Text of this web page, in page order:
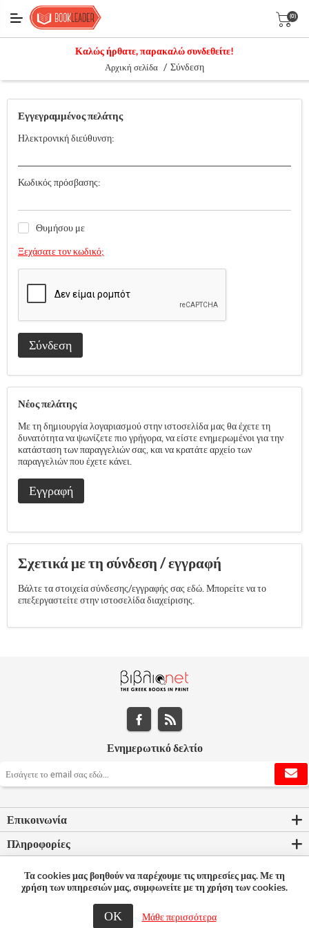
(0)
Καλώς ήρθατε, παρακαλώ συνδεθείτε!
Αρχική σελίδα / Σύνδεση
Εγγεγραμμένος πελάτης
Ηλεκτρονική διεύθυνση:
Κωδικός πρόσβασης:
Θυμήσου με
Ξεχάσατε τον κωδικό;
Σύνδεση
Νέος πελάτης
Με τη δημιουργία λογαριασμού στην ιστοσελίδα μας θα έχετε τη
δυνατότητα να ψωνίζετε πιο γρήγορα, να είστε ενημερωμένοι για την
κατάσταση των παραγγελιών σας, και να κρατάτε αρχείο των
παραγγελιών που έχετε κάνει.
Εγγραφή
Σχετικά με τη σύνδεση / εγγραφή
Βάλτε τα στοιχεία σύνδεσης/εγγραφής σας εδώ. Μπορείτε να το
επεξεργαστείτε στην ιστοσελίδα διαχείρισης.
Ενημερωτικό δελτίο
Επικοινωνία
Πληροφορίες
Ο λογαριασμός μου
© 2026 Bookleader
Τα cookies μας βοηθούν να παρέχουμε τις υπηρεσίες μας. Με τη
χρήση των υπηρεσιών μας, συμφωνείτε με τη χρήση των cookies.
ΟΚ Μάθε περισσότερα